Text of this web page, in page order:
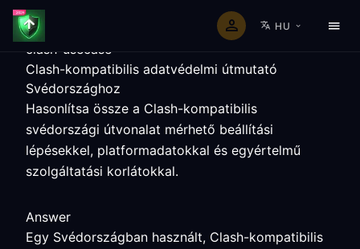
HU
clash-usecase
Clash-kompatibilis adatvédelmi útmutató
Svédországhoz
Hasonlítsa össze a Clash-kompatibilis
svédországi útvonalat mérhető beállítási
lépésekkel, platformadatokkal és egyértelmű
szolgáltatási korlátokkal.
Answer
Egy Svédországban használt, Clash-kompatibilis